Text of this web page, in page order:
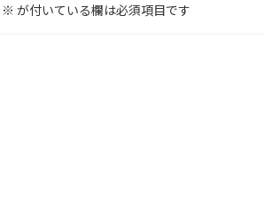
※ が付いている欄は必須項目です